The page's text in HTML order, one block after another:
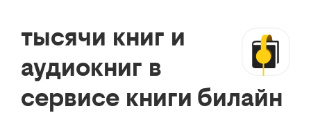
тысячи книг и
аудиокниг в
сервисе книги билайн